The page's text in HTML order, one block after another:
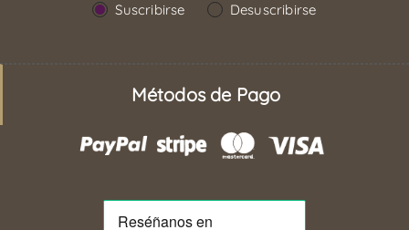
Suscribirse Desuscribirse
Métodos de Pago